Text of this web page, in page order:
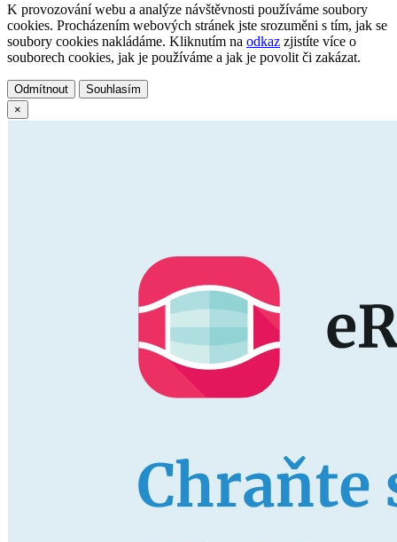
K provozování webu a analýze návštěvnosti používáme soubory
cookies. Procházením webových stránek jste srozuměni s tím, jak se
soubory cookies nakládáme. Kliknutím na odkaz zjistíte více o
souborech cookies, jak je používáme a jak je povolit či zakázat.
Odmítnout
Souhlasím
×